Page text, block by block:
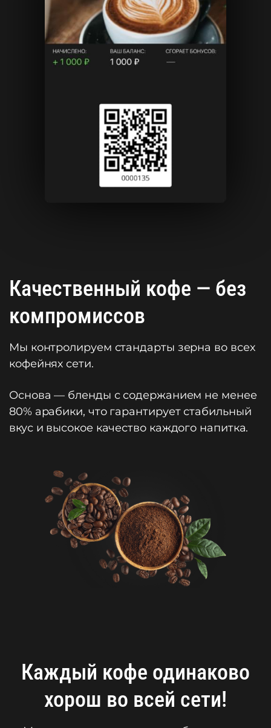
Качественный кофе — без
компромиссов
Мы контролируем стандарты зерна во всех
кофейнях сети.
Основа — бленды с содержанием не менее
80% арабики, что гарантирует стабильный
вкус и высокое качество каждого напитка.
Каждый кофе одинаково
хорош во всей сети!